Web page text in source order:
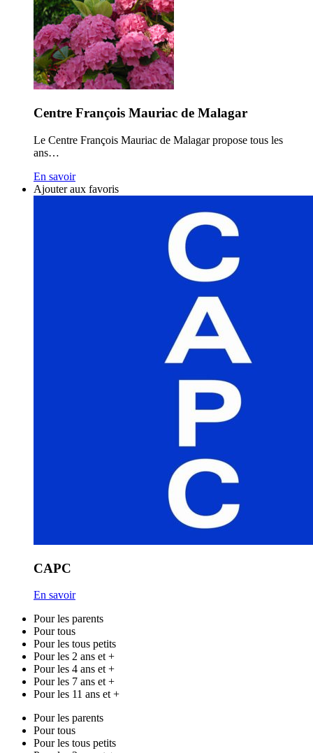
Centre François Mauriac de Malagar
Le Centre François Mauriac de Malagar propose tous les
ans…
En savoir
Ajouter aux favoris
CAPC
En savoir
Pour les parents
Pour tous
Pour les tous petits
Pour les 2 ans et +
Pour les 4 ans et +
Pour les 7 ans et +
Pour les 11 ans et +
Pour les parents
Pour tous
Pour les tous petits